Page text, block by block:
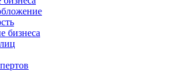
бизнеса